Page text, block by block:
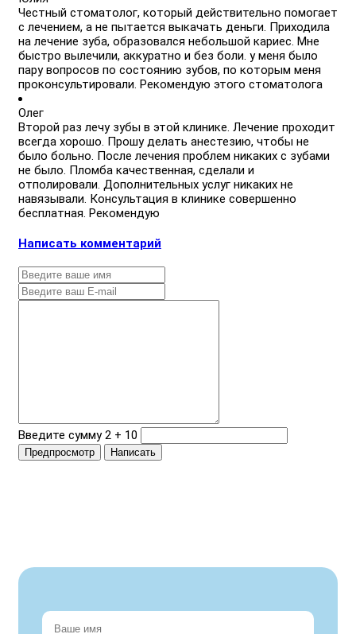
Честный стоматолог, который действительно помогает
с лечением, а не пытается выкачать деньги. Приходила
на лечение зуба, образовался небольшой кариес. Мне
быстро вылечили, аккуратно и без боли. у меня было
пару вопросов по состоянию зубов, по которым меня
проконсультировали. Рекомендую этого стоматолога
Олег
Второй раз лечу зубы в этой клинике. Лечение проходит
всегда хорошо. Прошу делать анестезию, чтобы не
было больно. После лечения проблем никаких с зубами
не было. Пломба качественная, сделали и
отполировали. Дополнительных услуг никаких не
навязывали. Консультация в клинике совершенно
бесплатная. Рекомендую
Написать комментарий
Введите сумму 2 + 10